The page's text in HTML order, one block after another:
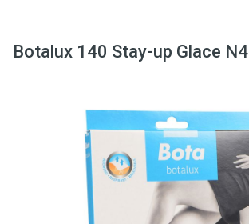
Botalux 140 Stay-up Glace N4